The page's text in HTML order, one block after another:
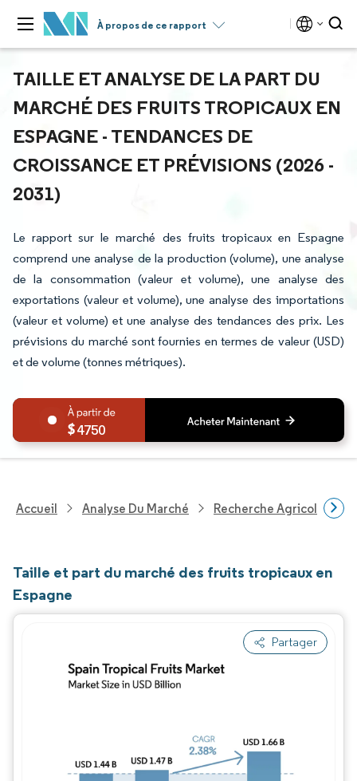
À propos de ce rapport
TAILLE ET ANALYSE DE LA PART DU
MARCHÉ DES FRUITS TROPICAUX EN
ESPAGNE - TENDANCES DE
CROISSANCE ET PRÉVISIONS (2026 -
2031)
Le rapport sur le marché des fruits tropicaux en Espagne
comprend une analyse de la production (volume), une analyse
de la consommation (valeur et volume), une analyse des
exportations (valeur et volume), une analyse des importations
(valeur et volume) et une analyse des tendances des prix. Les
prévisions du marché sont fournies en termes de valeur (USD)
et de volume (tonnes métriques).
4750
Accueil Analyse Du Marché Recherche Agricole
Taille et part du marché des fruits tropicaux en
Espagne
Partager